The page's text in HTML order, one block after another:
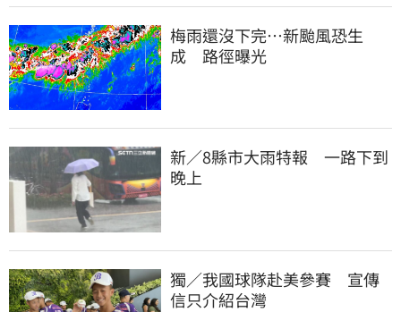
梅雨還沒下完…新颱風恐生
成　路徑曝光
新／8縣市大雨特報　一路下到
晚上
獨／我國球隊赴美參賽　宣傳
信只介紹台灣